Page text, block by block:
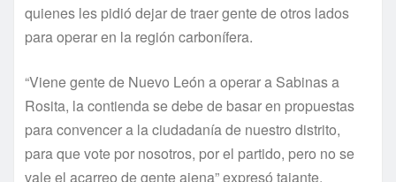
quienes les pidió dejar de traer gente de otros lados
para operar en la región carbonífera.
“Viene gente de Nuevo León a operar a Sabinas a
Rosita, la contienda se debe de basar en propuestas
para convencer a la ciudadanía de nuestro distrito,
para que vote por nosotros, por el partido, pero no se
vale el acarreo de gente ajena” expresó tajante.